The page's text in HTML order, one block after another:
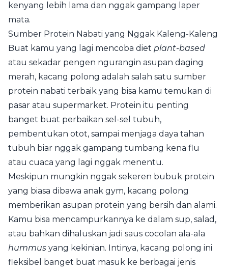
kenyang lebih lama dan nggak gampang laper
mata.
Sumber Protein Nabati yang Nggak Kaleng-Kaleng
Buat kamu yang lagi mencoba diet plant-based
atau sekadar pengen ngurangin asupan daging
merah, kacang polong adalah salah satu sumber
protein nabati terbaik yang bisa kamu temukan di
pasar atau supermarket. Protein itu penting
banget buat perbaikan sel-sel tubuh,
pembentukan otot, sampai menjaga daya tahan
tubuh biar nggak gampang tumbang kena flu
atau cuaca yang lagi nggak menentu.
Meskipun mungkin nggak sekeren bubuk protein
yang biasa dibawa anak gym, kacang polong
memberikan asupan protein yang bersih dan alami.
Kamu bisa mencampurkannya ke dalam sup, salad,
atau bahkan dihaluskan jadi saus cocolan ala-ala
hummus yang kekinian. Intinya, kacang polong ini
fleksibel banget buat masuk ke berbagai jenis